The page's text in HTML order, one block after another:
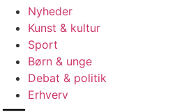
Nyheder
Kunst & kultur
Sport
Børn & unge
Debat & politik
Erhverv